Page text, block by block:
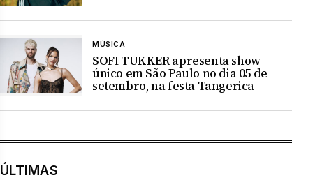
MÚSICA
SOFI TUKKER apresenta show
único em São Paulo no dia 05 de
setembro, na festa Tangerica
ÚLTIMAS